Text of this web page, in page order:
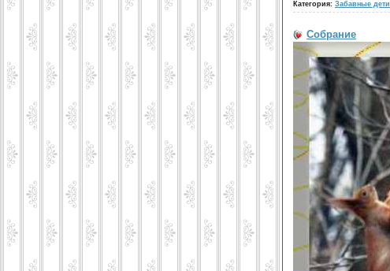
Категория: Забавные дети
Собрание